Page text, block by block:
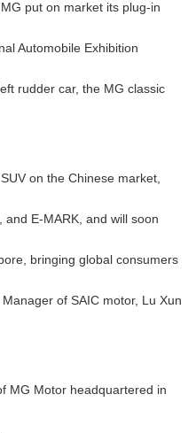
put on market its plug-in
Automobile Exhibition
rudder car, the MG classic
on the Chinese market,
and E-MARK, and will soon
bringing global consumers
of SAIC motor, Lu Xun
MG Motor headquartered in